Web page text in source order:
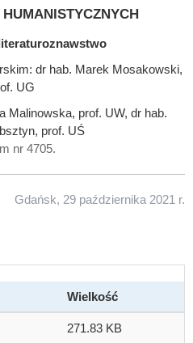
dr hab. Marek Mosakowski,
UG
Malinowska, prof. UW, dr hab.
prof. UŚ
nr 4705.
Gdańsk, 29 października 2021 r.
Wielkość
271.83 KB